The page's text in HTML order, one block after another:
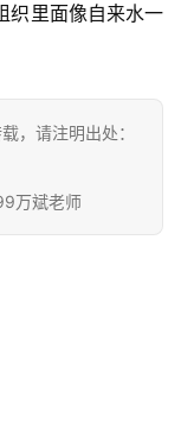
织里面像自来水一
，请注明出处：
万斌老师